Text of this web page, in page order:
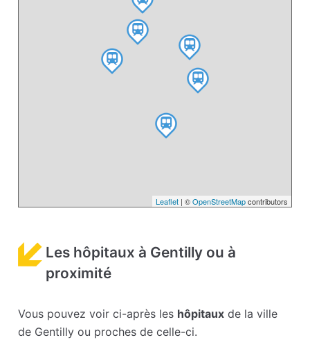
Leaflet| ©OpenStreetMapcontributors
Les hôpitaux à Gentilly ou à
proximité
Vous pouvez voir ci-après les hôpitaux de la ville
de Gentilly ou proches de celle-ci.